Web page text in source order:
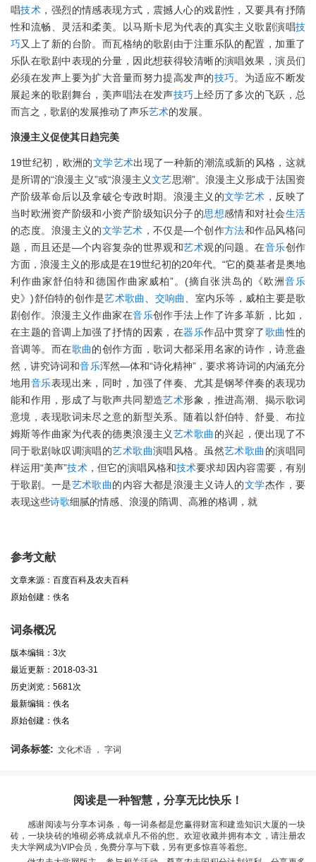
唱技术 ，强烈的情感表现方式，震撼人心的戏剧性，又要具有抒隋
性和流畅、灵活和柔美。以马斯卡尼为代表的真实主义歌剧演唱技
巧又上了新的台阶。而瓦格纳的歌剧由于注重乐队的配置，加重了
乐队在歌剧中表现的分量，因此想获得较清晰的演唱效果，演员们
必须在发声上要为扩大音量而努力提高发声的技巧。为适应不断发
展起来的歌剧舞台，美声唱法在发声技巧 上经历了多次的飞跃，总
而言之，歌剧的发展推动了声乐艺术的发展。
浪漫主义促使其日趋完美
19世纪初，欧洲的文学艺术出现了一种新的潮流或新的风格，这就
是所谓的“浪漫主义”或“浪漫主义文艺思潮”。浪漫主义形成于法国资
产阶级革命后以及拿破仑专政时期。浪漫主义的文学艺术 ，反映了
当时欧洲资产阶级和小资产阶级知识分子的思想感情和对社会生活
的态度。浪漫主义的文学艺术 ，不仅是—个创作方法和作品风格问
题，而且还是—个内容复杂的世界观和艺术观的问题。在音乐创作
方面，浪漫主义的形成是在19世纪初的20年代。“它的奠基者是奥地
利作曲家舒伯特和德国作曲家威柏”。(摘自张洪岛的《欧洲音乐
史》)舒伯特的创作是艺术歌曲 交响曲
、室内乐等，威柏主要是歌
剧创作。浪漫主义作曲家在音乐创作手法上作了许多革新，比如，
在主题的音调上加强了抒情的因素，在器乐作品中贯穿了歌曲性的
音调等。而在歌曲的创作方面，歌词大都采用名家的诗作，诗意盎
然，讲究诗词和音乐浑然—体和“诗化精神”，要求将诗词的内涵充分
地用音乐表现出来，同时，加强了伴奏、尤其是钢琴伴奏的表现功
能和作用，形成了与歌声共同塑造艺术形象，推进高潮、揭示歌词
意境，表现歌词未尽之意的新型关系。随着以舒伯特、舒曼、布拉
姆斯等作曲家为代表的德奥浪漫主义艺术歌曲 的兴起，便出现了不
同于歌剧咏叹调演唱的艺术歌曲演唱风格。虽然艺术歌曲 的演唱同
样运用“美声”技术，但它的演唱风格和技术要求却因内容需要，有别
于歌剧。一是艺术歌曲的内容大都是浪漫主义诗人的文学杰作，要
表现这些诗歌细腻的情感、浪漫的隋调、高雅的格调，就
参考文献
文章来源：百度百科及农夫百科
原始创建：佚名
词条概况
版本编辑：3次
最近更新：2018-03-31
历史浏览：5681次
最新编辑：佚名
原始创建：佚名
词条标签: 文化术语 ， 字词
阅读是一种智慧，分享无比快乐！
感谢阅读与分享本词条，每一词条都是您赢得财富和建造知识大厦的一块
砖，一块块砖的堆砌必将成就卓凡不俗的您。欢迎收藏并拥有本文，请注册农
夫大学网成为VIP会员，免费分享与下载，另有更多惊喜等着您。